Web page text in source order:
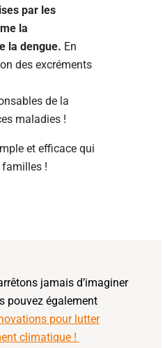
par les
la
la dengue. En
des excréments
de la
maladies !
et efficace qui
familles !
jamais d’imaginer
pouvez également
pour lutter
climatique !